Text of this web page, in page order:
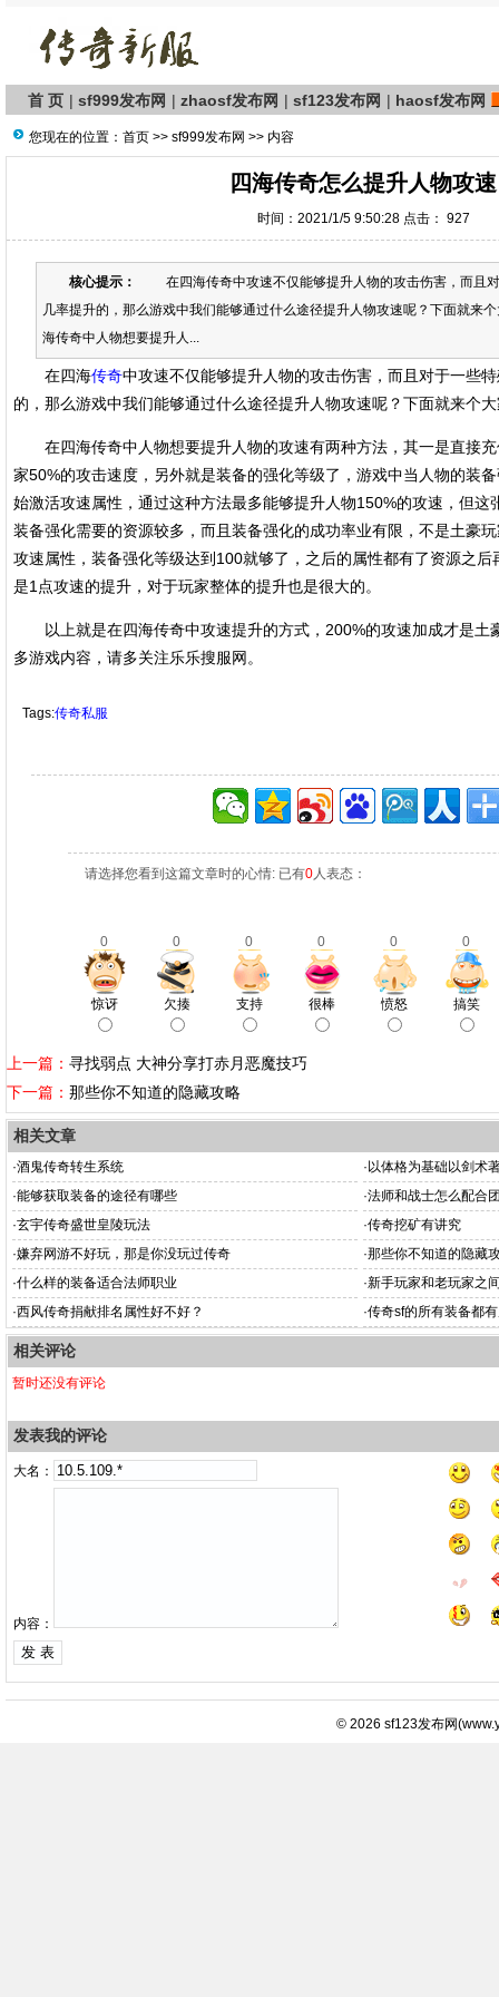
首 页 | sf999发布网 | zhaosf发布网 | sf123发布网 | haosf发布网
您现在的位置： 首页 >> sf999发布网 >> 内容
四海传奇怎么提升人物攻速
时间：2021/1/5 9:50:28 点击： 927
核心提示：
在四海传奇中攻速不仅能够提升人物的攻击伤害，而且
几率提升的，那么游戏中我们能够通过什么途径提升人物攻速呢？下面就
海传奇中人物想要提升人...
在四海传奇中攻速不仅能够提升人物的攻击伤害，而且对于一些
的，那么游戏中我们能够通过什么途径提升人物攻速呢？下面就来个
在四海传奇中人物想要提升人物的攻速有两种方法，其一是直接充
家50%的攻击速度，另外就是装备的强化等级了，游戏中当人物的装
始激活攻速属性，通过这种方法最多能够提升人物150%的攻速，但这
装备强化需要的资源较多，而且装备强化的成功率业有限，不是土豪
攻速属性，装备强化等级达到100就够了，之后的属性都有了资源之
是1点攻速的提升，对于玩家整体的提升也是很大的。
以上就是在四海传奇中攻速提升的方式，200%的攻速加成才是土
多游戏内容，请多关注乐乐搜服网。
Tags:传奇私服
请选择您看到这篇文章时的心情: 已有0人表态：
0 0 0 0 0 0
惊讶 欠揍 支持 很棒 愤怒 搞笑
上一篇： 寻找弱点 大神分享打赤月恶魔技巧
下一篇： 那些你不知道的隐藏攻略
相关文章
·酒鬼传奇转生系统 · 以体格为基础以剑术
·能够获取装备的途径有哪些 ·法师和战士怎么配合
·玄宇传奇盛世皇陵玩法 ·传奇挖矿有讲究
·嫌弃网游不好玩，那是你没玩过传奇 ·那些你不知道的隐藏
·什么样的装备适合法师职业 ·新手玩家和老玩家之
·西风传奇捐献排名属性好不好？ ·传奇sf的所有装备都
相关评论
暂时还没有评论
发表我的评论
大名：
内容：
© 2026 sf123发布网(